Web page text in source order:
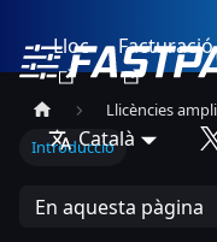
Lloc Facturació
Català
Llicències
Introducció
En aquesta pàgina